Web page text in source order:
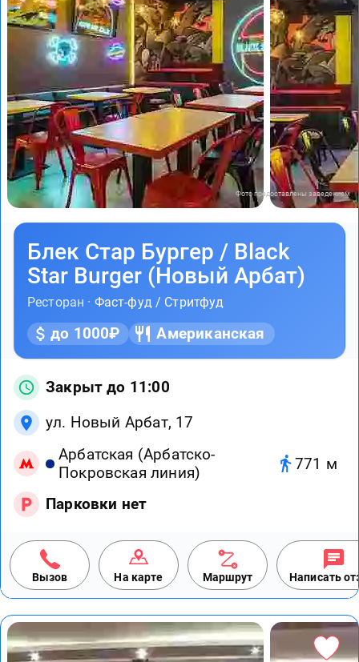
Фото предоставлены заведением
Блек Стар Бургер / Black
Star Burger (Новый Арбат)
Ресторан · Фаст-фуд / Стритфуд
до 1000₽ Американская
Закрыт до 11:00
ул. Новый Арбат, 17
Арбатская (Арбатско-
Покровская линия)
771 м
Парковки нет
Вызов На карте Маршрут Написать